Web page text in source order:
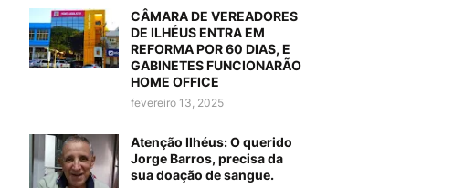
CÂMARA DE VEREADORES
DE ILHÉUS ENTRA EM
REFORMA POR 60 DIAS, E
GABINETES FUNCIONARÃO
HOME OFFICE
fevereiro 13, 2025
Atenção Ilhéus: O querido
Jorge Barros, precisa da
sua doação de sangue.